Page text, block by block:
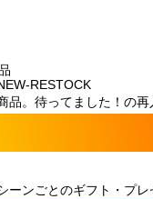
RESTOCK
品。待ってました！の再
ーンごとのギフト・プレ